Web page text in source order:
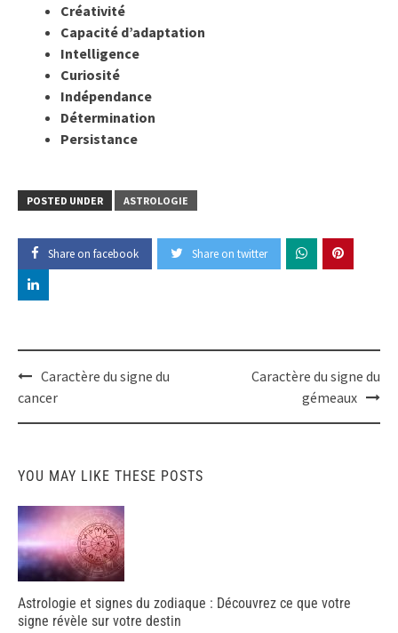
Créativité
Capacité d’adaptation
Intelligence
Curiosité
Indépendance
Détermination
Persistance
POSTED UNDER ASTROLOGIE
Share on facebook Share on twitter
Post
navigation
Caractère du signe du
cancer
Caractère du signe du
gémeaux
YOU MAY LIKE THESE POSTS
Astrologie et signes du zodiaque : Découvrez ce que votre
signe révèle sur votre destin